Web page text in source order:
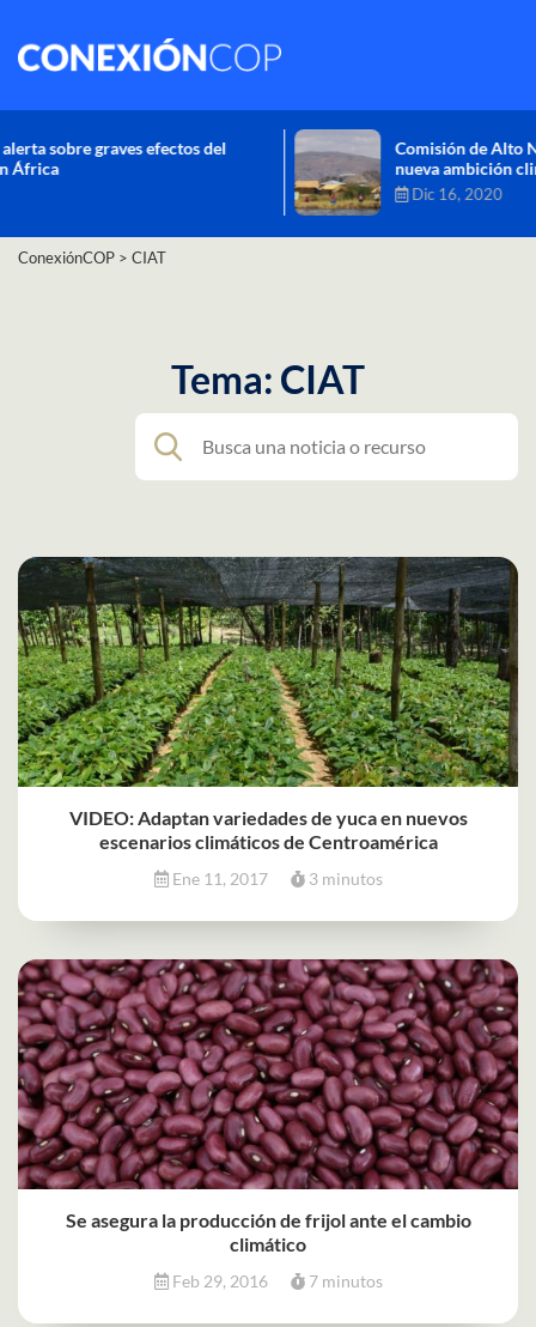
Comisión de Alto Nivel de Cambio Climático aprueba
nueva ambición climática del Perú
ConexiónCOP > CIAT
Tema: CIAT
VIDEO: Adaptan variedades de yuca en nuevos
escenarios climáticos de Centroamérica
Ene 11, 2017 3 minutos
Se asegura la producción de frijol ante el cambio
climático
Feb 29, 2016 7 minutos